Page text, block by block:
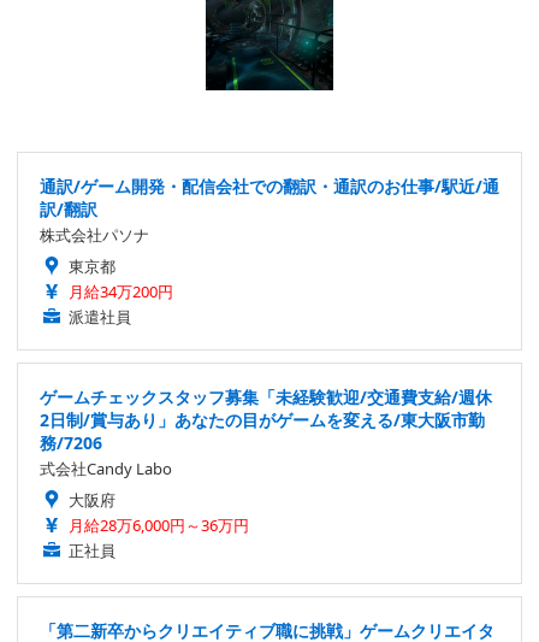
通訳/ゲーム開発・配信会社での翻訳・通訳のお仕事/駅近/通
訳/翻訳
株式会社パソナ
東京都
月給34万200円
派遣社員
ゲームチェックスタッフ募集「未経験歓迎/交通費支給/週休
2日制/賞与あり」あなたの目がゲームを変える/東大阪市勤
務/7206
式会社Candy Labo
大阪府
月給28万6,000円～36万円
正社員
「第二新卒からクリエイティブ職に挑戦」ゲームクリエイタ